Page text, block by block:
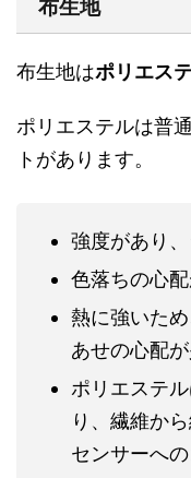
布生地
布生地はポリエス
ポリエステルは普
トがあります。
強度があり
色落ちの心
熱に強いた
あせの心配
ポリエステ
り、繊維か
センサーへ